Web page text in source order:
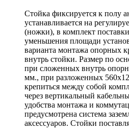
Стойка фиксируется к полу
устанавливается на
(ножки), в комплект
уменьшения площади
варианта монтажа опорных
внутрь стойки. Размер по
при сложенных внутрь
мм., при разложенных
крепиться между собой
через вертикальный
удобства монтажа и
предусмотрена система
аксессуаров. Стойки